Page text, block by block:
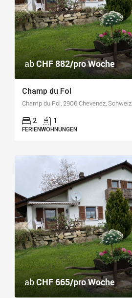
abCHF 882/pro Woche
Champ du Fol
Champ du Fol, 2906 Chevenez, Schweiz
2 1
FERIENWOHNUNGEN
abCHF 665/pro Woche